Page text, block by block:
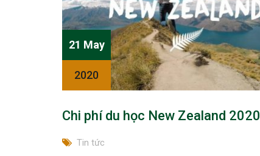
21 May
2020
Chi phí du học New Zealand 2020
Tin tức